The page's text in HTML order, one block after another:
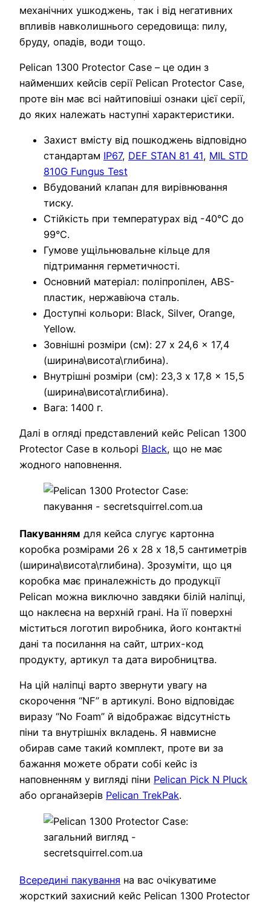
механічних ушкоджень, так і від негативних
впливів навколишнього середовища: пилу,
бруду, опадів, води тощо.
Pelican 1300 Protector Case – це один з
найменших кейсів серії Pelican Protector Case,
проте він має всі найтиповіші ознаки цієї серії,
до яких належать наступні характеристики.
Захист вмісту від пошкоджень відповідно
стандартам IP67, DEF STAN 81 41, MIL STD
810G Fungus Test
Вбудований клапан для вирівнювання
тиску.
Стійкість при температурах від -40°C до
99°C.
Гумове ущільнювальне кільце для
підтримання герметичності.
Основний матеріал: поліпропілен, ABS-
пластик, нержавіюча сталь.
Доступні кольори: Black, Silver, Orange,
Yellow.
Зовнішні розміри (см): 27 x 24,6 x 17,4
(ширина\висота\глибина).
Внутрішні розміри (см): 23,3 x 17,8 x 15,5
(ширина\висота\глибина).
Вага: 1400 г.
Далі в огляді представлений кейс Pelican 1300
Protector Case в кольорі Black, що не має
жодного наповнення.
Пакуванням для кейса слугує картонна
коробка розмірами 26 х 28 х 18,5 сантиметрів
(ширина\висота\глибина). Зрозуміти, що ця
коробка має приналежність до продукції
Pelican можна виключно завдяки білій наліпці,
що наклеєна на верхній грані. На її поверхні
міститься логотип виробника, його контактні
дані та посилання на сайт, штрих-код
продукту, артикул та дата виробництва.
На цій наліпці варто звернути увагу на
скорочення “NF” в артикулі. Воно відповідає
виразу “No Foam” й відображає відсутність
піни та внутрішніх вкладень. Я навмисне
обирав саме такий комплект, проте ви за
бажання можете обрати собі кейс із
наповненням у вигляді піни Pelican Pick N Pluck
або органайзерів Pelican TrekPak.
Всередині пакування на вас очікуватиме
жорсткий захисний кейс Pelican 1300 Protector